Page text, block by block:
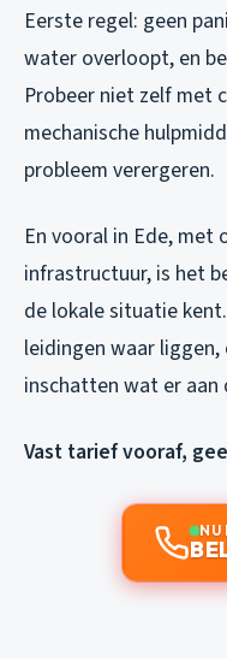
Eerste regel: geen
water overloopt, en
Probeer niet zelf met
mechanische
probleem verergeren.
En vooral in Ede, met
infrastructuur, is het
de lokale situatie
leidingen waar
inschatten wat er aan
Vast tarief vooraf,
NU